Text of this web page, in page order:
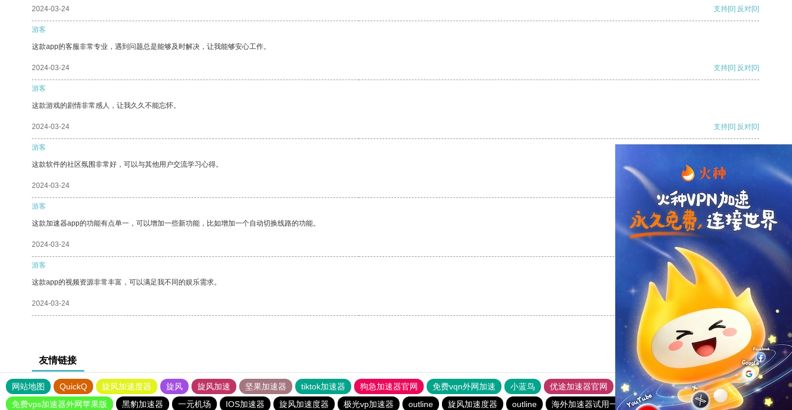
2024-03-24 支持[0] 反对[0]
游客
这款app的客服非常专业，遇到问题总是能够及时解决，让我能够安心工作。
2024-03-24 支持[0] 反对[0]
游客
这款游戏的剧情非常感人，让我久久不能忘怀。
2024-03-24 支持[0] 反对[0]
游客
这款软件的社区氛围非常好，可以与其他用户交流学习心得。
2024-03-24
游客
这款加速器app的功能有点单一，可以增加一些新功能，比如增加一个自动切换线路的功能。
2024-03-24 反对
游客
这款app的视频资源非常丰富，可以满足我不同的娱乐需求。
2024-03-24 反对[0]
友情链接
网站地图 QuickQ 旋风加速度器 旋风 旋风加速 坚果加速器 tiktok加速器 狗急加速器官网 免费vqn外网加速 小蓝鸟 优途加速器官网 风驰加速器 旋风加速器
八戒看书
免费vps加速器外网苹果版
黑豹加速器 一元机场 IOS加速器 旋风加速度器 极光vp加速器 outline 旋风加速度器 outline 海外加速器试用一小时 极光加速器 ios加速器